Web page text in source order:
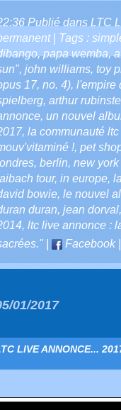
Publié dans LTC
| Tags :
,papa wemba,
, john williams, toy
17, no. 4), l'empire
, arthur
, un nouvel
, la communauté
!, pet
, berlin, new
tour, in europe,
bowie, le nouvel
duran, jean dorval
, ltc live annonce :
Facebook
01/2017
LIVE ANNONCE...